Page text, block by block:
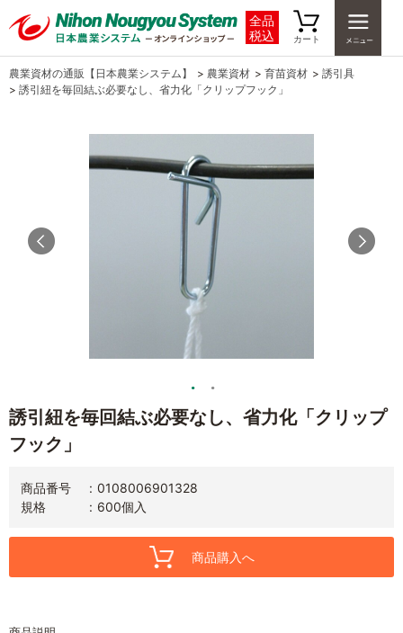
全品
税込
カート
農業資材の通販【日本農業システム】 > 農業資材 > 育苗資材 > 誘引具
> 誘引紐を毎回結ぶ必要なし、省力化「クリップフック」
誘引紐を毎回結ぶ必要なし、省力化「クリップ
フック」
商品番号
0108006901328
規格
600個入
商品購入へ